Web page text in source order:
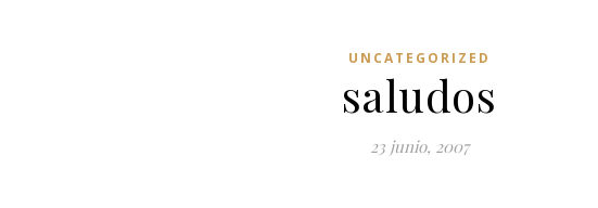
UNCATEGORIZED
saludos
23 junio, 2007